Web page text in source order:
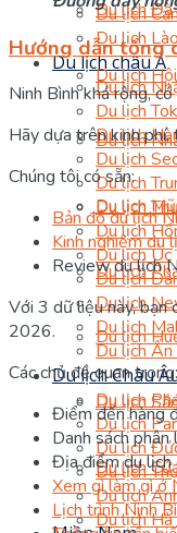
Du lịch
Du lịch Lào
Du lịch châu Á
Du lịch
Du lịch
Du lịch
Du lịch
Du lịch
Du lịch
Du lịch
Du lịch Úc
Du lịch
Du lịch
Du lịch
Du lịch
Du lịch Châu
Du lịch
Du lịch
Du lịch
Du lịch
Du lịch
Du lịch Hà
Du lịch Đà
Du lịch
Du lịch
Du lịch
Du lịch
Du lịch
Du lịch
Du lịch
Hướng dẫn tổng
Ninh Bình khá rộng,
Hãy dựa trên kinh
Chúng tôi có sẵn:
Bản đồ du lịch
Kinh nghiệm du
Review du lịch
Với 3 dữ liệu này, bạn
2026.
Các chủ đề quan trọng:
Điểm đến hàng
Danh sách
Địa điểm du lịch
Xem gì làm gì ở
Lịch trình Ninh